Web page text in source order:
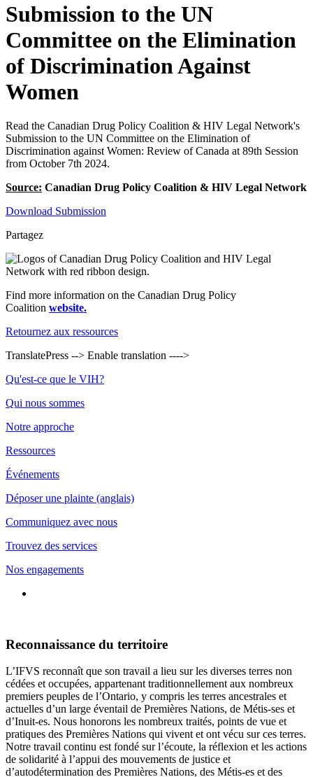
Submission to the UN
Committee on the Elimination
of Discrimination Against
Women
Read the Canadian Drug Policy Coalition & HIV Legal Network's
Submission to the UN Committee on the Elimination of
Discrimination against Women: Review of Canada at 89th Session
from October 7th 2024.
Source: Canadian Drug Policy Coalition & HIV Legal Network
Download Submission
Partagez
Find more information on the Canadian Drug Policy
Coalition website.
Retournez aux ressources
TranslatePress --> Enable translation ---->
Bas
de
page
Qu'est-ce que le VIH?
Qui nous sommes
Notre approche
Ressources
Événements
Déposer une plainte (anglais)
Communiquez avec nous
Trouvez des services
Nos engagements
Connecte-
nous
Reconnaissance du territoire
L’IFVS reconnaît que son travail a lieu sur les diverses terres non
cédées et occupées, appartenant traditionnellement aux nombreux
premiers peuples de l’Ontario, y compris les terres ancestrales et
actuelles d’un large éventail de Premières Nations, de Métis-ses et
d’Inuit-es. Nous honorons les nombreux traités, points de vue et
pratiques des Premières Nations qui vivent et ont vécu sur ces terres.
Notre travail continu est fondé sur l’écoute, la réflexion et les actions
de solidarité à l’appui des mouvements de justice et
d’autodétermination des Premières Nations, des Métis-es et des